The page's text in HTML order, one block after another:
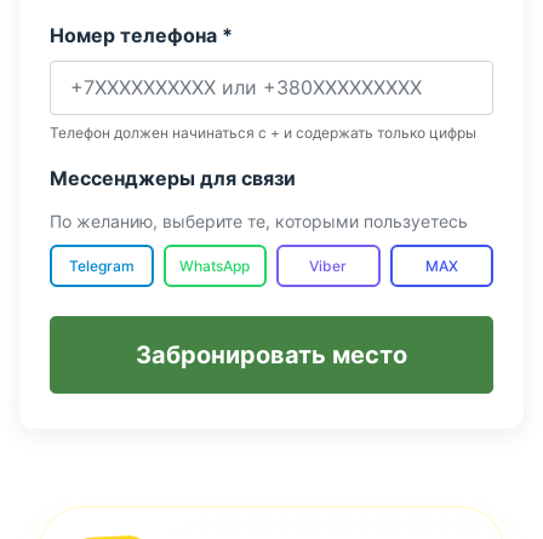
Номер телефона *
Телефон должен начинаться с + и содержать только цифры
Мессенджеры для связи
По желанию, выберите те, которыми пользуетесь
Telegram WhatsApp Viber MAX
Забронировать место